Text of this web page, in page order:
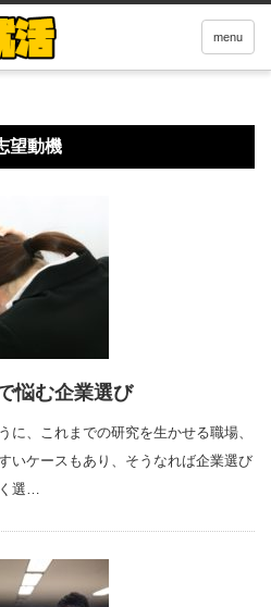
menu
望動機
悩む企業選び
に、これまでの研究を生かせる職場、
いケースもあり、そうなれば企業選び
選…